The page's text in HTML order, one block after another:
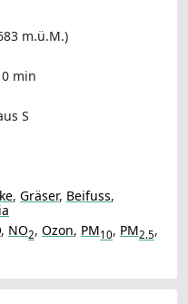
m.ü.M.)
min
S
, Gräser, Beifuss,
, NO2, Ozon, PM10, PM2.5,